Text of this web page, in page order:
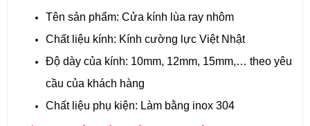
Tên sản phẩm: Cửa kính lùa ray nhôm
Chất liệu kính: Kính cường lực Việt Nhật
Độ dày của kính: 10mm, 12mm, 15mm,… theo yêu
cầu của khách hàng
Chất liệu phụ kiện: Làm bằng inox 304